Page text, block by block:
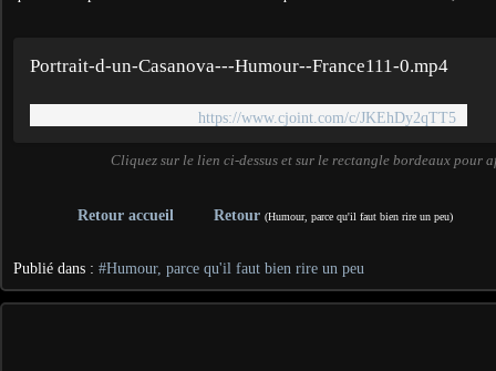
Portrait-d-un-Casanova---Humour--France111-0.mp4
https://www.cjoint.com/c/JKEhDy2qTT5
Cliquez sur le lien ci-dessus et sur le rectangle bordeaux pour
Retour accueil Retour (Humour, parce qu'il faut bien rire un peu)
Publié dans : #Humour, parce qu'il faut bien rire un peu